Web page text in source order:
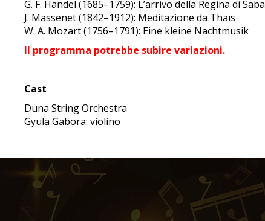
G. F. Händel (1685–1759): L’arrivo della Regina di Saba
J. Massenet (1842–1912): Meditazione da Thaïs
W. A. Mozart (1756–1791): Eine kleine Nachtmusik
Il programma potrebbe subire variazioni.
Cast
Duna String Orchestra
Gyula Gabora: violino